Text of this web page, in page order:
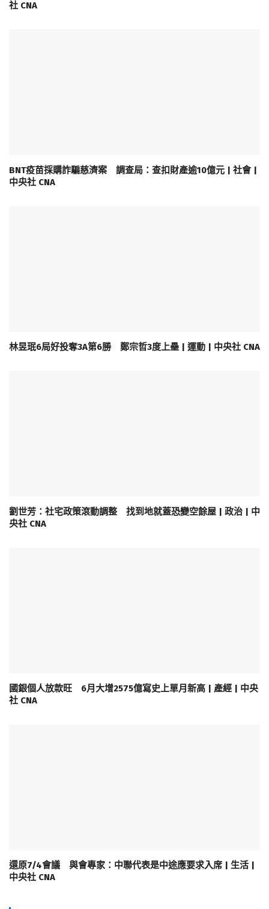
社 CNA
BNT疫苗採購詐騙慈濟案 調查局：查扣財產逾10億元 | 社會 |
中央社 CNA
林昱珉6局好投奪3A第6勝 鄭宗哲3度上壘 | 運動 | 中央社 CNA
劉世芳：社宅政策滾動調整 找到地就蓋恐變空餘屋 | 政治 | 中
央社 CNA
國銀個人放款旺 6月大增2575億寫史上單月新高 | 產經 | 中央
社 CNA
還原7/4會議 與會專家：中聯代表是中途應要求入席 | 生活 |
中央社 CNA